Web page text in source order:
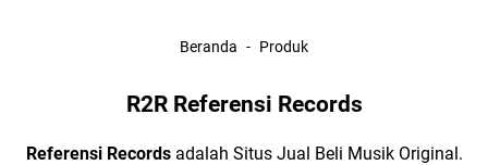
Beranda Produk
R2R Referensi Records
Referensi Recordsadalah Situs Jual Beli Musik Original.